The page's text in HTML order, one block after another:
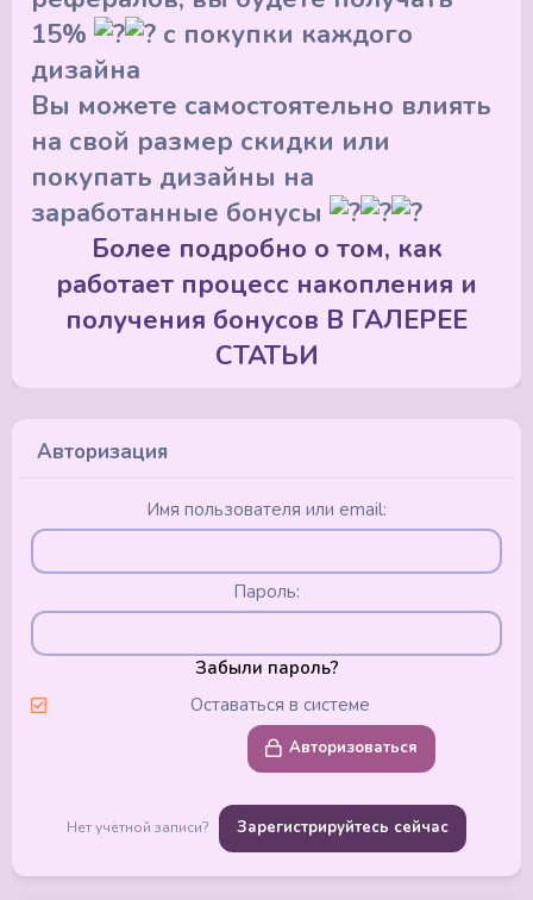
15%
с покупки каждого
дизайна
Вы можете самостоятельно влиять
на свой размер скидки или
покупать дизайны на
заработанные бонусы
Более подробно о том, как
работает процесс накопления и
получения бонусов В ГАЛЕРЕЕ
СТАТЬИ
Авторизация
Имя пользователя или email
Пароль
Забыли пароль?
Оставаться в системе
Авторизоваться
Нет учётной записи? Зарегистрируйтесь сейчас